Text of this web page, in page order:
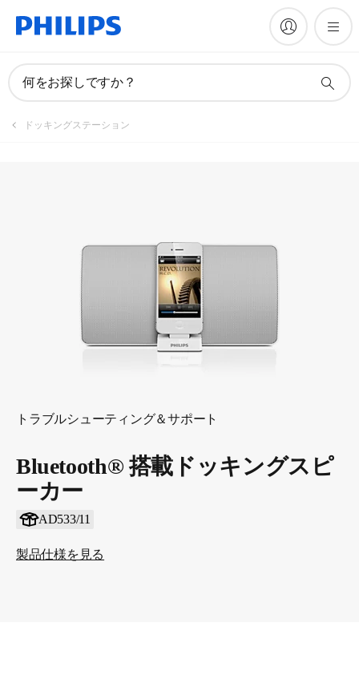
何をお探しですか？
ドッキングステーション
トラブルシューティング＆サポート
Bluetooth® 搭載ドッキングスピ
ーカー
AD533/11
製品仕様を見る
製品を登録